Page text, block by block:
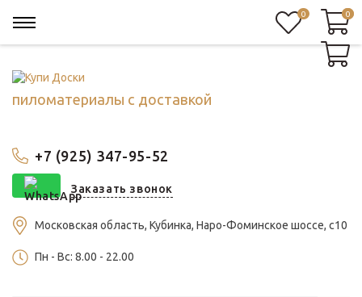
пиломатериалы с доставкой
+7 (925) 347-95-52
Заказать звонок
Московская область, Кубинка, Наро-Фоминское шоссе, с10
Пн - Вс: 8.00 - 22.00
0 0
0